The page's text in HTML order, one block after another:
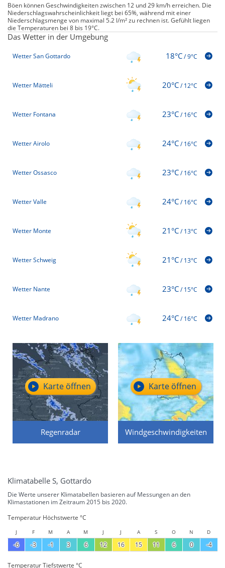
Böen können Geschwindigkeiten zwischen 12 und 29 km/h erreichen. Die
Niederschlagswahrscheinlichkeit liegt bei 65%, während mit einer
Niederschlagsmenge von maximal 5.2 l/m² zu rechnen ist. Gefühlt liegen
die Temperaturen bei 8 bis 19°C.
Das Wetter in der Umgebung
Wetter San Gottardo 18°C/9°C
Wetter Mätteli 20°C/12°C
Wetter Fontana 23°C/16°C
Wetter Airolo 24°C/16°C
Wetter Ossasco 23°C/16°C
Wetter Valle 24°C/16°C
Wetter Monte 21°C/13°C
Wetter Schweig 21°C/13°C
Wetter Nante 23°C/15°C
Wetter Madrano 24°C/16°C
Regenradar
Karte öffnen
Windgeschwindigkeiten
Karte öffnen
Klimatabelle S, Gottardo
Die Werte unserer Klimatabellen basieren auf Messungen an den
Klimastationen im Zeitraum 2015 bis 2020.
Temperatur Höchstwerte °C
J F M A M J J A S O N D
-6 -3 -1 3 6 12 16 15 11 6 0 -4
Temperatur Tiefstwerte °C